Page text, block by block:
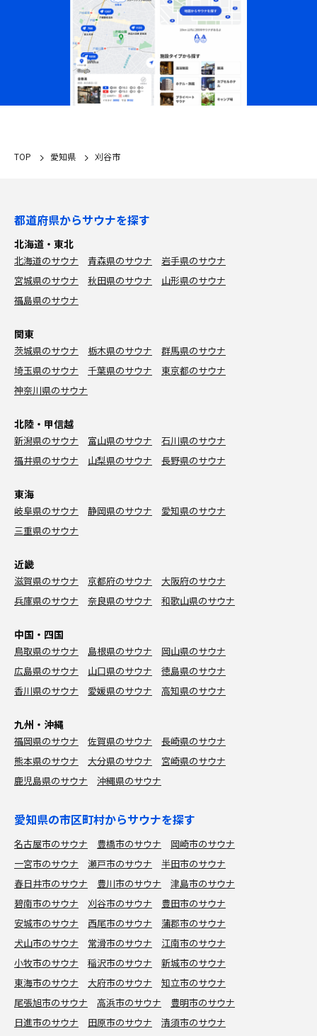
TOP 愛知県 刈谷市
都道府県からサウナを探す
北海道・東北
北海道のサウナ 青森県のサウナ
岩手県のサウナ
宮城県のサウナ
秋田県のサウナ
山形県のサウナ
福島県のサウナ
関東
茨城県のサウナ 栃木県のサウナ
群馬県のサウナ
埼玉県のサウナ
千葉県のサウナ
東京都のサウナ
神奈川県のサウナ
北陸・甲信越
新潟県のサウナ 富山県のサウナ
石川県のサウナ
福井県のサウナ
山梨県のサウナ 長野県のサウナ
東海
岐阜県のサウナ 静岡県のサウナ
愛知県のサウナ
三重県のサウナ
近畿
滋賀県のサウナ 京都府のサウナ
大阪府のサウナ
兵庫県のサウナ
奈良県のサウナ 和歌山県のサウナ
中国・四国
鳥取県のサウナ 島根県のサウナ
岡山県のサウナ
広島県のサウナ
山口県のサウナ
徳島県のサウナ
香川県のサウナ
愛媛県のサウナ 高知県のサウナ
九州・沖縄
福岡県のサウナ 佐賀県のサウナ
長崎県のサウナ
熊本県のサウナ
大分県のサウナ
宮崎県のサウナ
鹿児島県のサウナ
沖縄県のサウナ
愛知県の市区町村からサウナを探す
名古屋市のサウナ 豊橋市のサウナ
岡崎市のサウナ
一宮市のサウナ
瀬戸市のサウナ
半田市のサウナ
春日井市のサウナ
豊川市のサウナ
津島市のサウナ
碧南市のサウナ
刈谷市のサウナ
豊田市のサウナ
安城市のサウナ
西尾市のサウナ
蒲郡市のサウナ
犬山市のサウナ
常滑市のサウナ
江南市のサウナ
小牧市のサウナ
稲沢市のサウナ
新城市のサウナ
東海市のサウナ
大府市のサウナ
知立市のサウナ
尾張旭市のサウナ
高浜市のサウナ
豊明市のサウナ
日進市のサウナ
田原市のサウナ
清須市のサウナ